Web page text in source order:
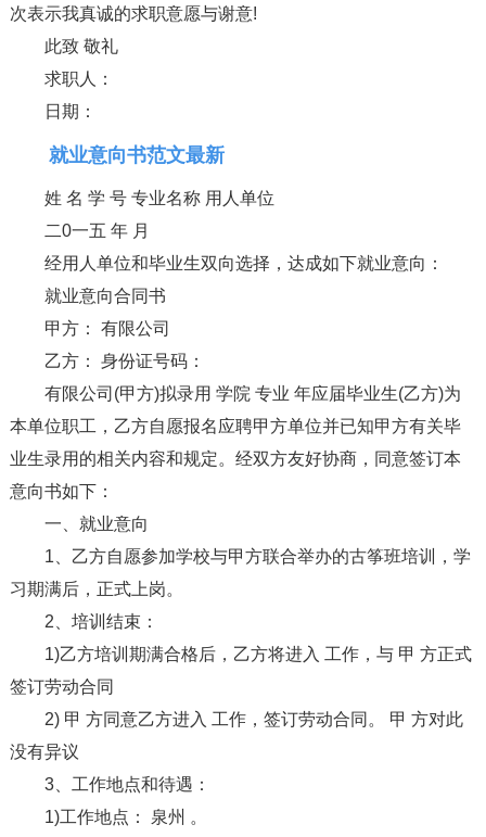
次表示我真诚的求职意愿与谢意!
此致 敬礼
求职人：
日期：
就业意向书范文最新
姓 名 学 号 专业名称 用人单位
二0一五 年 月
经用人单位和毕业生双向选择，达成如下就业意向：
就业意向合同书
甲方： 有限公司
乙方： 身份证号码：
有限公司(甲方)拟录用 学院 专业 年应届毕业生(乙方)为
本单位职工，乙方自愿报名应聘甲方单位并已知甲方有关毕
业生录用的相关内容和规定。经双方友好协商，同意签订本
意向书如下：
一、就业意向
1、乙方自愿参加学校与甲方联合举办的古筝班培训，学
习期满后，正式上岗。
2、培训结束：
1)乙方培训期满合格后，乙方将进入 工作，与 甲 方正式
签订劳动合同
2) 甲 方同意乙方进入 工作，签订劳动合同。 甲 方对此
没有异议
3、工作地点和待遇：
1)工作地点： 泉州 。